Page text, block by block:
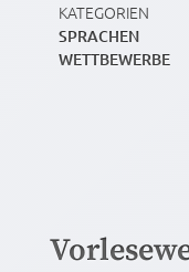
KATEGORIEN
SPRACHEN
WETTBEWERBE